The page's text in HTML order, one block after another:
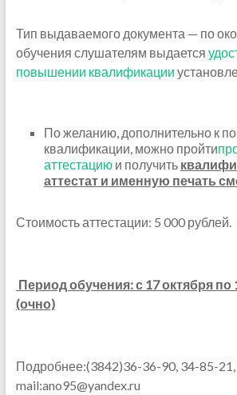
Тип выдаваемого документа — по
обучения слушателям выдается
повышении квалификации
По желанию, дополнительно к
квалификации, можно пройти
аттестациюи получить
аттестат и именную печать
Стоимость аттестации: 5 000 рублей.
Период обучения: с 17 октября по
(очно)
Подробнее:(3842)36-36-90, 34-85-
mail:ano95@yandex.ru